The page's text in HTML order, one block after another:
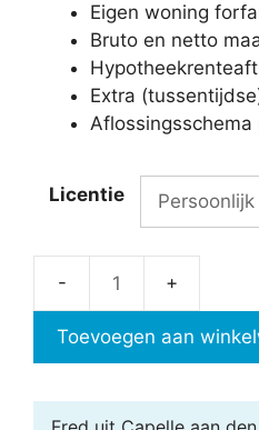
Eigen woning
Bruto en netto
Extra
Licentie
2026
Toevoegen aan